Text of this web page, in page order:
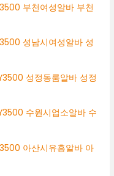
부천여성알바 부천
성남시여성알바 성
성정동룸알바 성정
수원시업소알바 수
아산시유흥알바 아